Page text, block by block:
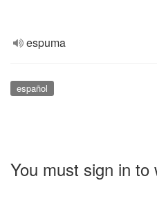
espuma
español
You must sign in